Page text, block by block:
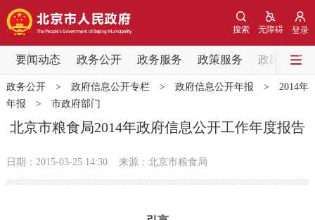
登录
无障碍
搜索
要闻动态 政务公开 政务服务 政策服务 政民互动
要闻动态
党中央精神 国务院信息 中央部委动态
北京要闻 会议信息 部门动态
各区热点
政务公开> 政府信息公开专栏> 政府信息公开年报 > 2014年
年报 > 市政府部门
北京市粮食局2014年政府信息公开工作年度报告
日期：2015-03-25 14:30 来源：北京市粮食局